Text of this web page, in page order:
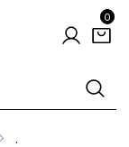
0
.